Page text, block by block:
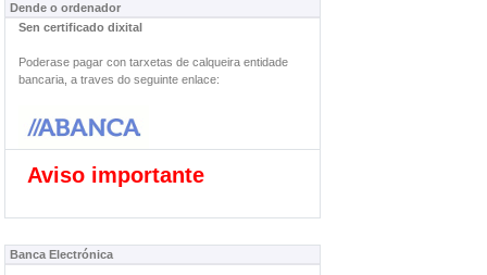
Dende o ordenador
Sen certificado dixital
Poderase pagar con tarxetas de calqueira entidade
bancaria, a traves do seguinte enlace:
Aviso importante
Banca Electrónica